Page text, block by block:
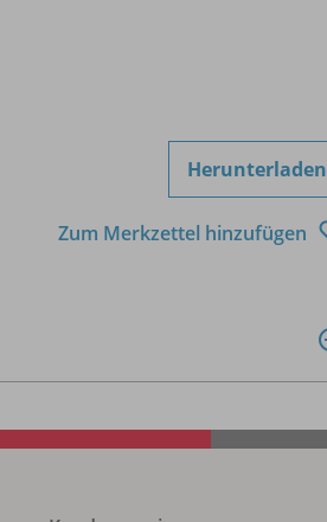
Herunterladen
Zum Merkzettel hinzufügen